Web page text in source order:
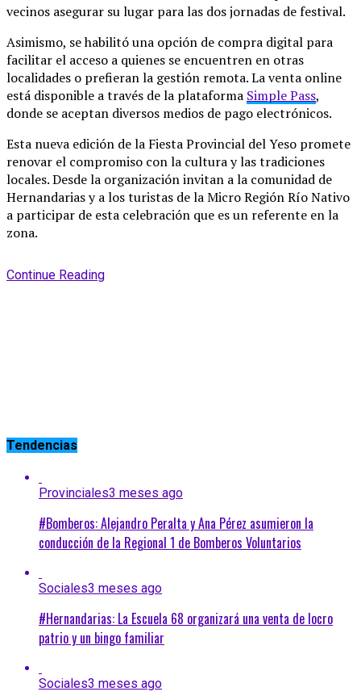
vecinos asegurar su lugar para las dos jornadas de festival.
Asimismo, se habilitó una opción de compra digital para
facilitar el acceso a quienes se encuentren en otras
localidades o prefieran la gestión remota. La venta online
está disponible a través de la plataforma Simple Pass,
donde se aceptan diversos medios de pago electrónicos.
Esta nueva edición de la Fiesta Provincial del Yeso promete
renovar el compromiso con la cultura y las tradiciones
locales. Desde la organización invitan a la comunidad de
Hernandarias y a los turistas de la Micro Región Río Nativo
a participar de esta celebración que es un referente en la
zona.
Continue Reading
Tendencias
Provinciales3 meses ago
#Bomberos: Alejandro Peralta y Ana Pérez asumieron la
conducción de la Regional 1 de Bomberos Voluntarios
Sociales3 meses ago
#Hernandarias: La Escuela 68 organizará una venta de locro
patrio y un bingo familiar
Sociales3 meses ago